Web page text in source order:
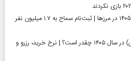
آغاز رسمی برنامه‌های اربعین ۱۴۰۵ در مرز‌ها | ثبت‌نام سماح به ۱.۷ میلیون نفر
قیمت قبر در بهشت زهرا (س) در سال ۱۴۰۵ چقدر است؟ | نرخ خرید، رزرو و